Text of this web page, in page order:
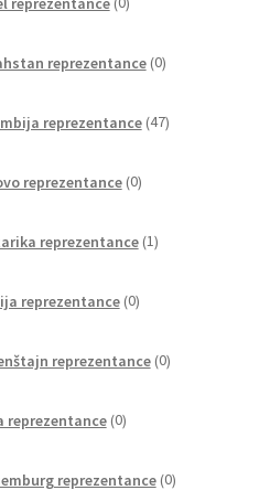
izdelkov
reprezentance 0izdelkov
reprezentance 47izdelkov
reprezentance 0izdelkov
reprezentance 1izdelek
reprezentance 0izdelkov
reprezentance 0izdelkov
reprezentance 0izdelkov
reprezentance 0izdelkov